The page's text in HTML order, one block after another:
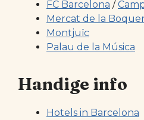
FC Barcelona /
Mercat de la
Montjuïc
Palau de la Música
Handige info
Hotels in Barcelona